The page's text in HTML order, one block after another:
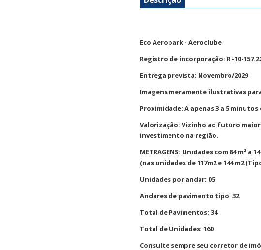
Eco Aeropark - Aeroclube
Registro de incorporação: R -10-
Entrega prevista: Novembro/2029
Imagens meramente ilustrativas
Proximidade: A apenas 3 a 5
Valorização: Vizinho ao futuro
investimento na região.
METRAGENS: Unidades com 84 m² a
(nas unidades de 117m2 e 144 m2
Unidades por andar: 05
Andares de pavimento tipo: 32
Total de Pavimentos: 34
Total de Unidades: 160
Consulte sempre seu corretor de